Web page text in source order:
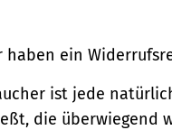
ein
ist jede
die überwiegend